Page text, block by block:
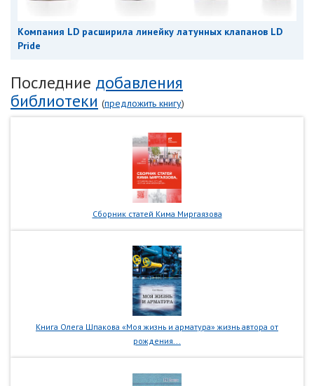
Компания LD расширила линейку латунных клапанов LD
Pride
Последние добавления
библиотеки (предложить книгу)
Сборник статей Кима Миргаязова
Книга Олега Шпакова «Моя жизнь и арматура» жизнь автора от
рождения...